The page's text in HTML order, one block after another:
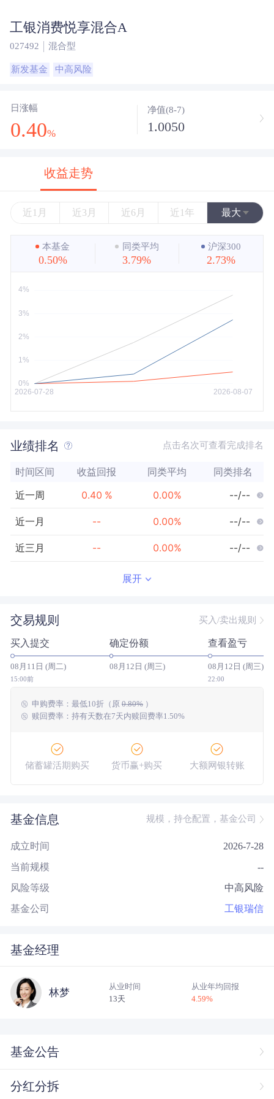
工银消费悦享混合A
027492 混合型
新发基金 中高风险
日涨幅
0.40%
净值(8-7)
1.0050
收益走势
近1月 近3月 近6月 近1年 最大
近3年
近5年
最大
本基金
0.50%
同类平均
3.79%
沪深300
2.73%
业绩排名 点击名次可查看完成排名
时间区间 收益回报 同类平均 同类排名
近一周 0.40 % 0.00% --/--
近一月 -- 0.00% --/--
近三月 -- 0.00% --/--
近三年 --/--
近五年 -- 0.00% --/--
今年以来
成立以来 0.50 %
展开
交易规则 买入/卖出规则
买入提交
08月11日 (周二)
15:00前
确定份额
08月12日 (周三)
查看盈亏
08月12日 (周三)
22:00
申购费率： 最低10折（原 0.80%）
赎回费率：持有天数在7天内赎回费率1.50%
储蓄罐活期购买 货币赢+购买 大额网银转账
基金信息 规模，持仓配置，基金公司
成立时间 2026-7-28
当前规模 --
风险等级 中高风险
基金公司 工银瑞信
基金经理
林梦
从业时间
13天
从业年均回报
4.59%
基金公告
分红分拆